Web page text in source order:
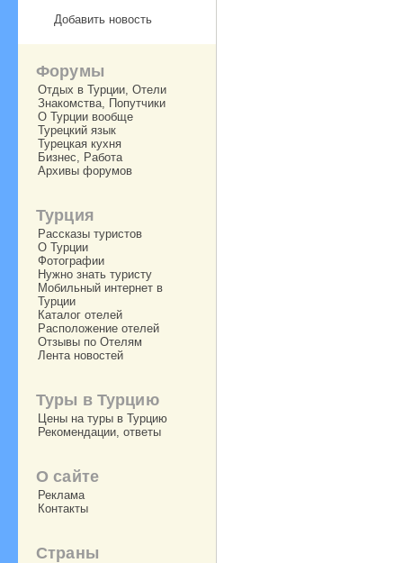
Добавить новость
Форумы
Отдых в Турции, Отели
Знакомства, Попутчики
О Турции вообще
Турецкий язык
Турецкая кухня
Бизнес, Работа
Архивы форумов
Турция
Рассказы туристов
О Турции
Фотографии
Нужно знать туристу
Мобильный интернет в
Турции
Каталог отелей
Расположение отелей
Отзывы по Отелям
Лента новостей
Туры в Турцию
Цены на туры в Турцию
Рекомендации, ответы
О сайте
Реклама
Контакты
Страны